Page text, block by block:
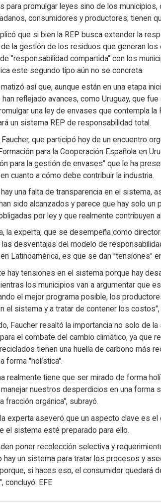
para promulgar leyes sino de los
consumidores y productores; tienen
que si bien la REP busca extender la
la gestión de los residuos que generan
"responsabilidad compartida" con los
este segundo tipo aún no se concreta.
así que, aunque están en una etapa
reflejado avances, como Uruguay, que fue
una ley de envases que contempla la
un sistema REP de responsabilidad total.
Faucher, que participó hoy de un encuentro
para la Cooperación Española en
para la gestión de envases" que le ha
cuanto a cómo debe contribuir la industria.
hay una falta de transparencia en el sistema,
sido alcanzados y parece que hay solo un
por ley y que realmente contribuyen
la experta, que se desempeña como
las desventajas del modelo de
Latinoamérica, es que se dan "tensiones"
hay tensiones en el sistema porque hay
los municipios van a argumentar que
el mejor programa posible, los
el sistema y a tratar de contener los
Faucher resaltó la importancia no solo de
el combate del cambio climático, ya que
tienen una huella de carbono más
forma "holística".
realmente tiene que ser mirado de forma
manejar nuestros desperdicios en una forma
fracción orgánica", subrayó.
experta aseveró que un aspecto clave es
el sistema esté preparado para ello.
poner recolección selectiva y
hay un sistema para tratar los procesos y
si haces eso, el consumidor quedará
concluyó. EFE